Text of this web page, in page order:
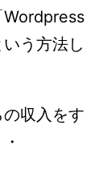
Wordpress
う方法し
収入をす